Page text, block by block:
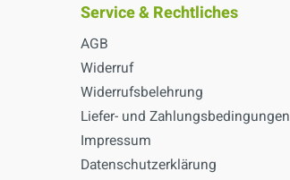
Industrieböden. Es enthält
Schleifkörper mit sehr grober
Abrasivität und entfernt alte
Pflegefilme. Die Pads können mit
unseren Reinigungsmitteln
angewendet werden.
Service & Rechtliches
AGB
Widerruf
Widerrufsbelehrung
Liefer- und Zahlungsbedingungen
Impressum
Datenschutzerklärung